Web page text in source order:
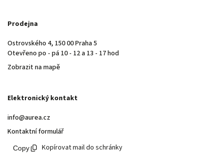
Prodejna
Ostrovského 4, 150 00 Praha 5
Otevřeno po - pá 10 - 12 a 13 - 17 hod
Zobrazit na mapě
Elektronický kontakt
info@aurea.cz
Kontaktní formulář
Kopírovat mail do schránky